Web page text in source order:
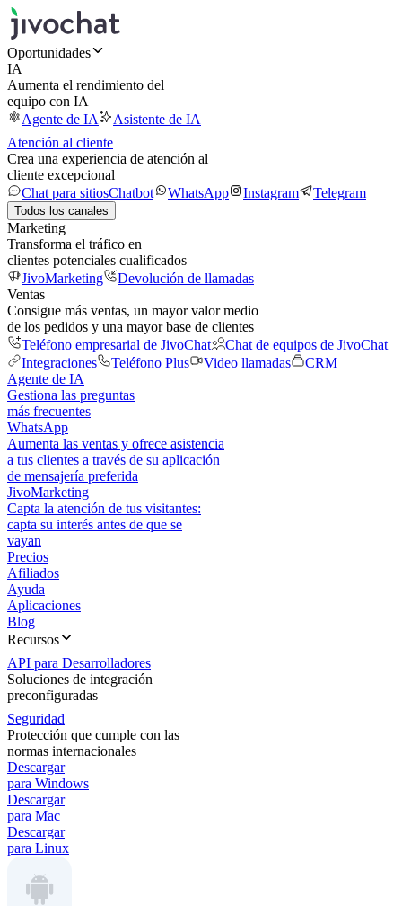
Oportunidades
IA
Aumenta el rendimiento del
equipo con IA
Agente de IA
Asistente de IA
Atención al cliente
Crea una experiencia de atención al
cliente excepcional
Chat para sitiosChatbot WhatsApp Instagram Telegram
Todos los canales
Marketing
Transforma el tráfico en
clientes potenciales cualificados
JivoMarketing
Devolución de llamadas
Ventas
Consigue más ventas, un mayor valor medio
de los pedidos y una mayor base de clientes
Teléfono empresarial de JivoChat
Chat de equipos de JivoChat
Integraciones
Teléfono Plus Video llamadas
CRM
Agente de IA
Gestiona las preguntas
más frecuentes
WhatsApp
Aumenta las ventas y ofrece asistencia
a tus clientes a través de su aplicación
de mensajería preferida
JivoMarketing
Capta la atención de tus visitantes:
capta su interés antes de que se
vayan
Precios
Afiliados
Ayuda
Aplicaciones
Blog
Recursos
API para Desarrolladores
Soluciones de integración
preconfiguradas
Seguridad
Protección que cumple con las
normas internacionales
Descargar
para Windows
Descargar
para Mac
Descargar
para Linux